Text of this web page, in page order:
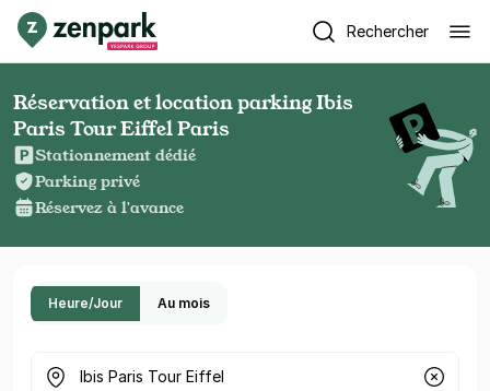
Rechercher
Réservation et location parking Ibis
Paris Tour Eiffel Paris
Stationnement dédié
Parking privé
Réservez à l'avance
Heure/Jour Au mois
Où cherchez-vous un parking ?